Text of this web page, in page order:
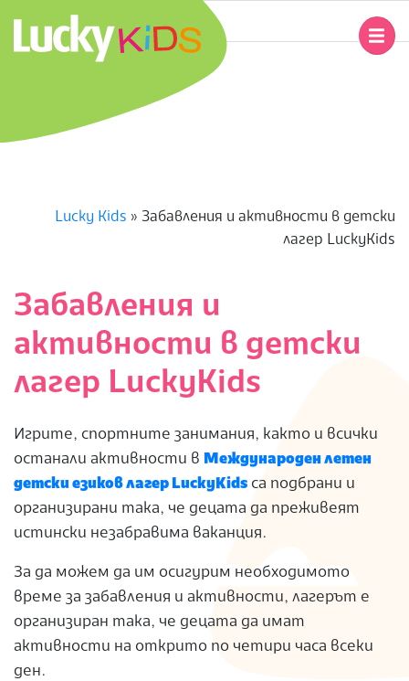
content
U
K
I
D
S
Lucky Kids » Забавления и активности в детски
лагер LuckyKids
Забавления и
активности в детски
лагер LuckyKids
Игрите, спортните занимания, както и всички
останали активности в Международен летен
детски езиков лагер LuckyKids са подбрани и
организирани така, че децата да преживеят
истински незабравима ваканция.
За да можем да им осигурим необходимото
време за забавления и активности, лагерът е
организиран така, че децата да имат
активности на открито по четири часа всеки
ден.